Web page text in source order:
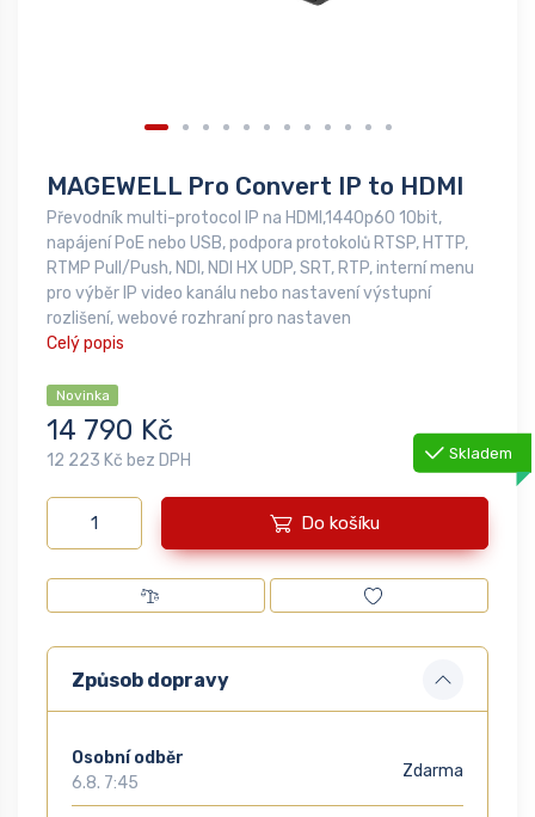
MAGEWELL Pro Convert IP to HDMI
Převodník multi-protocol IP na HDMI,1440p60 10bit,
napájení PoE nebo USB, podpora protokolů RTSP, HTTP,
RTMP Pull/Push, NDI, NDI HX UDP, SRT, RTP, interní menu
pro výběr IP video kanálu nebo nastavení výstupní
rozlišení, webové rozhraní pro nastaven
Celý popis
Novinka
14 790 Kč
12 223 Kč bez DPH Skladem
Do košíku
Způsob dopravy
Osobní odběr
6.8. 7:45
Zdarma